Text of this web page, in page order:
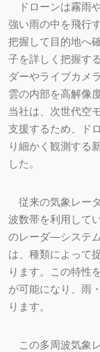
ドローンは霧雨
強い雨の中を飛行
把握して目的地へ
子を詳しく把握す
ダーやライブカメ
雲の内部を高解像
当社は、次世代空
支援するため、ド
り細かく観測する
した。
従来の気象レー
波数帯を利用して
のレーダ―システ
は、種類によって
ります。この特性
が可能になり、雨
ります。
この多周波気象